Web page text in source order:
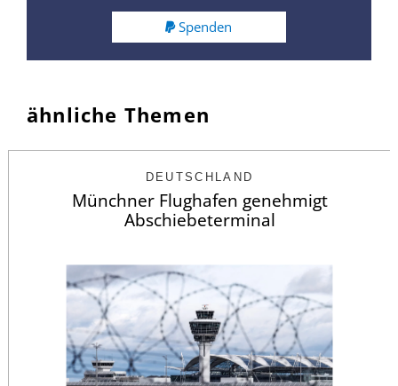
Spenden
ähnliche Themen
DEUTSCHLAND
Münchner Flughafen genehmigt
Abschiebeterminal